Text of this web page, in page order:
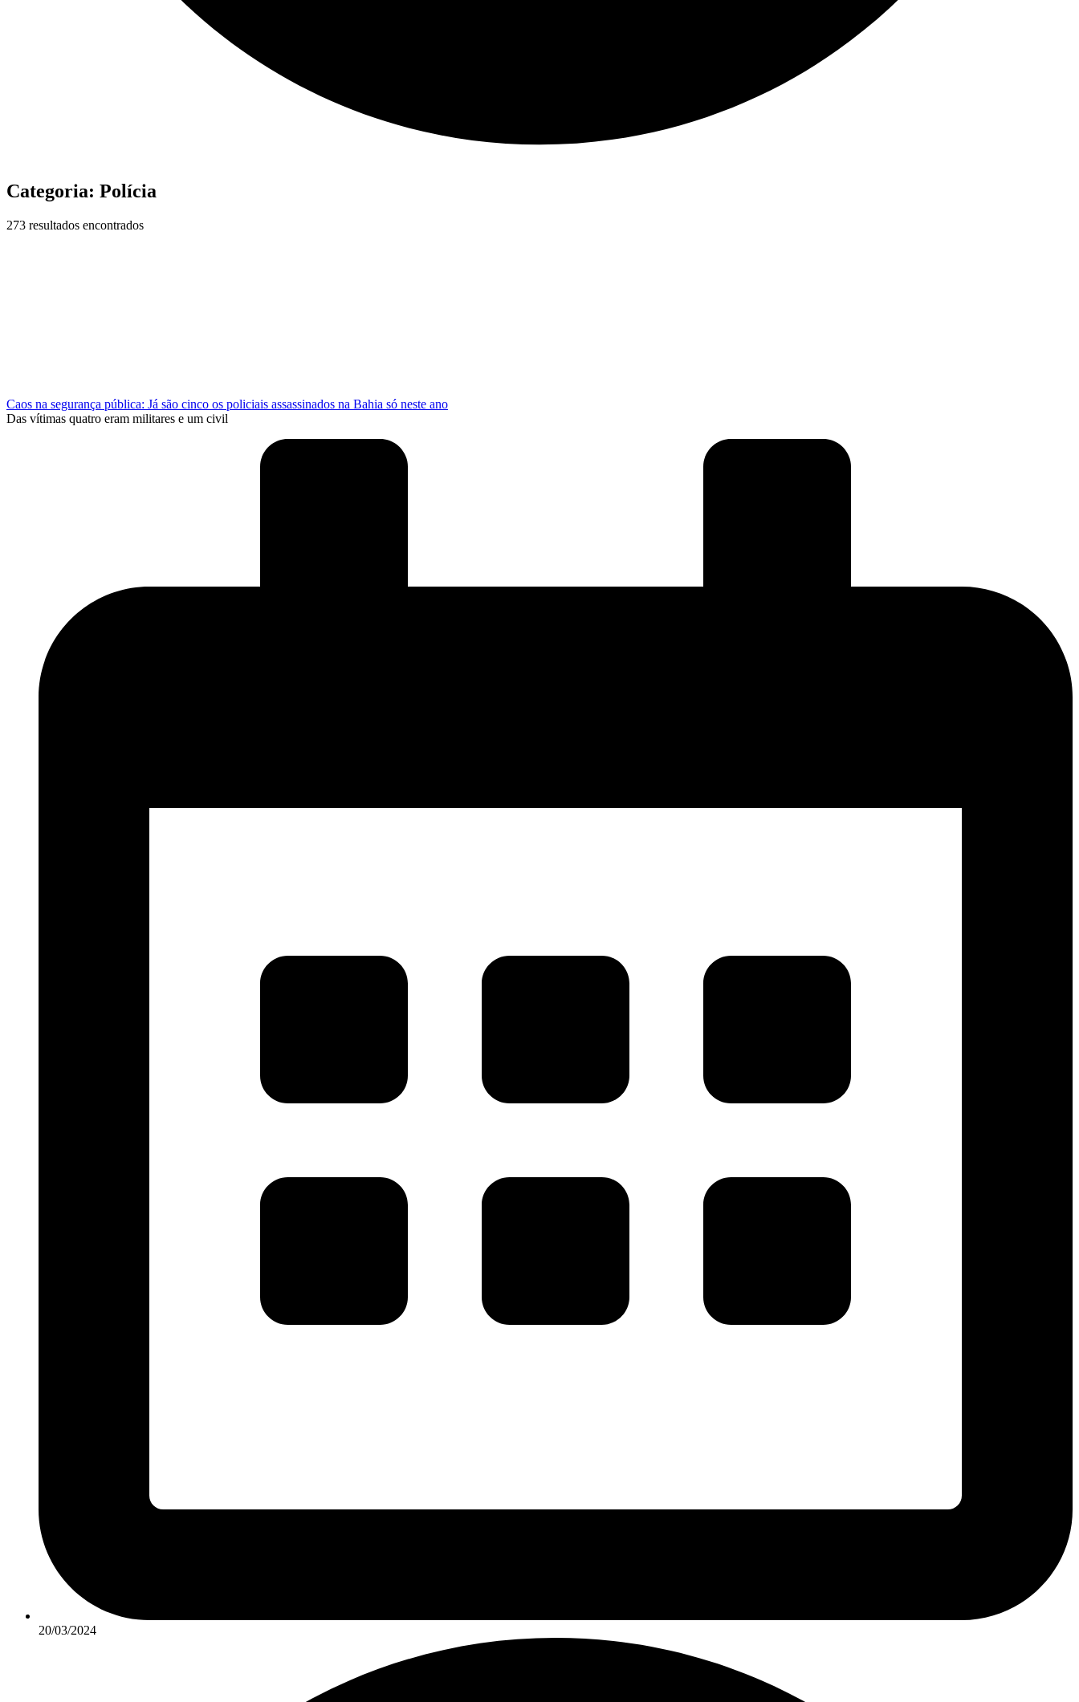
Categoria: Polícia
273 resultados encontrados
Caos na segurança pública: Já são cinco os policiais assassinados na Bahia só neste ano
Das vítimas quatro eram militares e um civil
20/03/2024